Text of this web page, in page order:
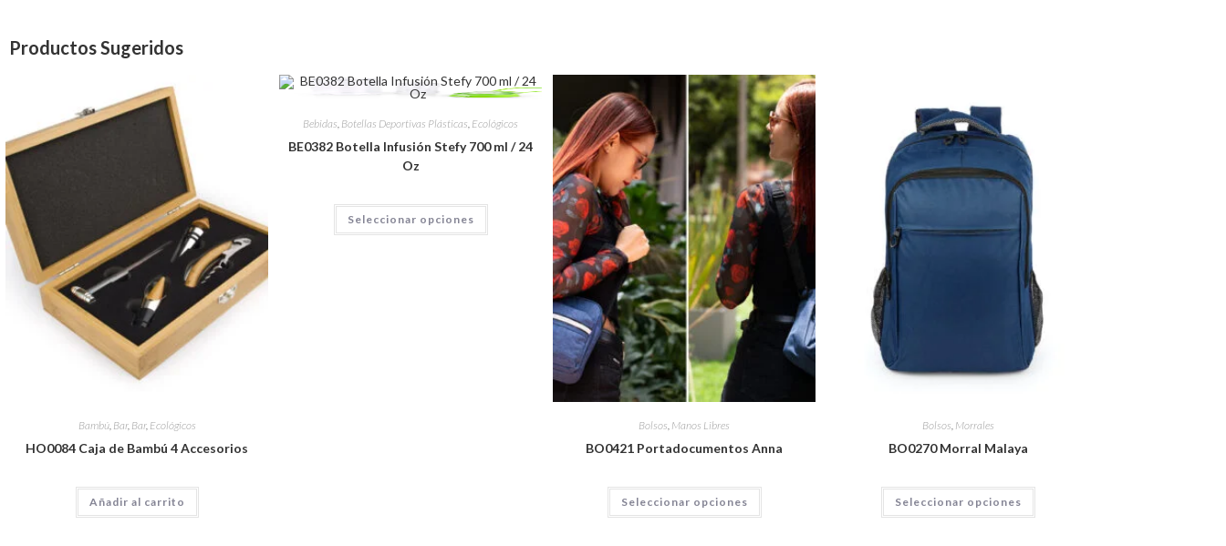
Productos Sugeridos
Bambú, Bar, Bar, Ecológicos
HO0084 Caja de Bambú 4 Accesorios
Añadir al carrito
Bebidas, Botellas Deportivas Plásticas, Ecológicos
BE0382 Botella Infusión Stefy 700 ml / 24
Oz
Seleccionar opciones
Bolsos, Manos Libres
BO0421 Portadocumentos Anna
Seleccionar opciones
Bolsos, Morrales
BO0270 Morral Malaya
Seleccionar opciones